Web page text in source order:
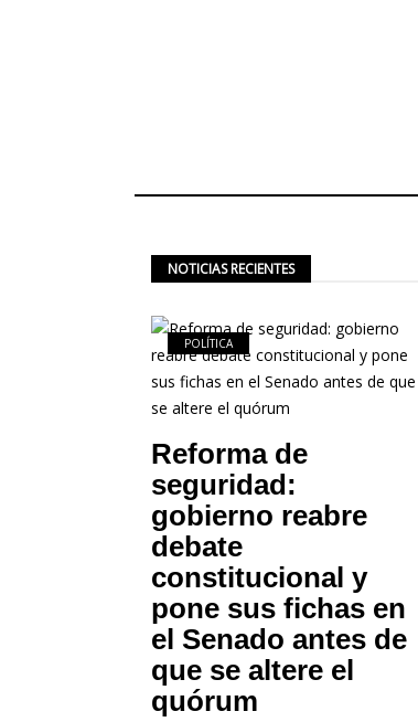
NOTICIAS RECIENTES
POLÍTICA
Reforma de
seguridad:
gobierno reabre
debate
constitucional y
pone sus fichas en
el Senado antes de
que se altere el
quórum